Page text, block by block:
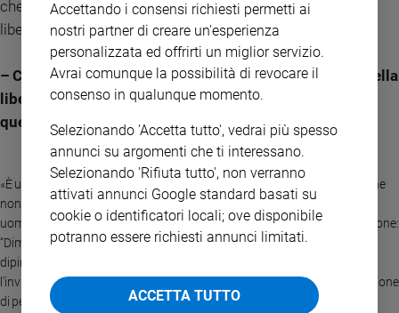
che l’uomo è sì creato libero, ma attende sempre di essere
liberato dalla paura».
– Come mai parte del mondo cattolico declina il tema della
libertà in termini moralistici come se fosse solo una
questione di divieti?
«È una scappatoia rispetto alla responsabilità, quasi un’ammissione che
non siamo mai all’altezza della vocazione a cui siamo chiamati: essere
uomini. C’era un comico, qualche anno fa, che ripeteva questo tormentone:
“Dimmi quello che devo fare e io lo faccio”. Dio non ti può dire come devi
dipingere la Gioconda. A volte l’uomo di fronte all’abisso del positivo –
l’invito di Dio a contribuire alla creazione – si ritrae. Questa è la vera nozione
di peccato. Il peccato, più che il male compiuto, è il bene non fatto.
Accettando i consensi richiesti permetti ai
nostri partner di creare un'esperienza
personalizzata ed offrirti un miglior servizio.
Avrai comunque la possibilità di revocare il
consenso in qualunque momento.
Selezionando 'Accetta tutto', vedrai più spesso
annunci su argomenti che ti interessano.
Selezionando 'Rifiuta tutto', non verranno
attivati annunci Google standard basati su
cookie o identificatori locali; ove disponibile
potranno essere richiesti annunci limitati.
ACCETTA TUTTO